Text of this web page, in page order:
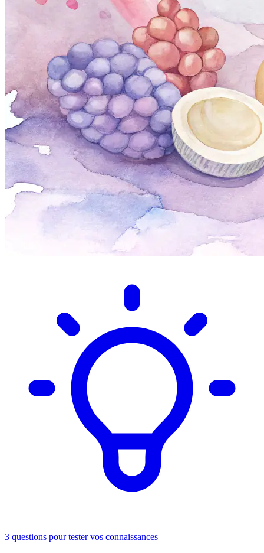
3 questions pour tester vos connaissances